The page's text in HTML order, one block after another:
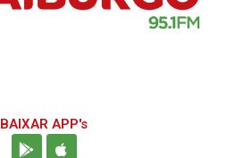
BAIXAR APP's